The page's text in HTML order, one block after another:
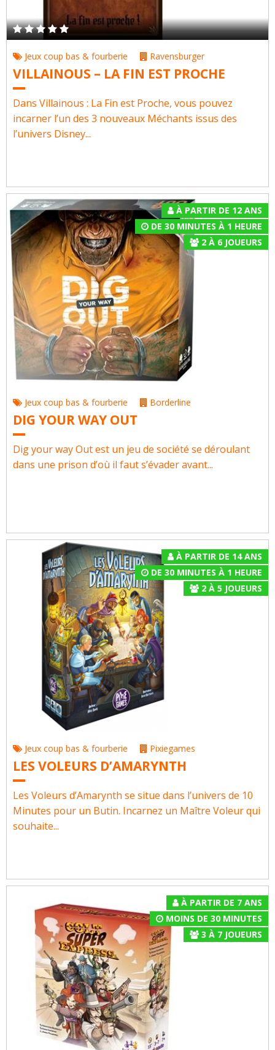
Jeux coup bas & fourberie Ravensburger
VILLAINOUS – LA FIN EST PROCHE
Dans Villainous : La Fin est Proche, vous pouvez
incarner l’un des 3 nouveaux Méchants issus des
l’univers Disney...
À PARTIR DE 12 ANS
DE 30 MINUTES À 1 HEURE
2À 6JOUEURS
Jeux coup bas & fourberie Borderline
DIG YOUR WAY OUT
Dig your way Out est un jeu de société se dérou­lant
dans une pri­son d’où il faut s’éva­der avant...
À PARTIR DE 14 ANS
DE 30 MINUTES À 1 HEURE
2À 5 JOUEURS
Jeux coup bas & fourberie Pixiegames
LES VOLEURS D’AMARYNTH
Les Voleurs d’Amarynth se situe dans l’univers de 10
Minutes pour un Butin. Incarnez un Maître Voleur qui
souhaite...
À PARTIR DE 7 ANS
MOINS DE 30 MINUTES
3 À 7JOUEURS